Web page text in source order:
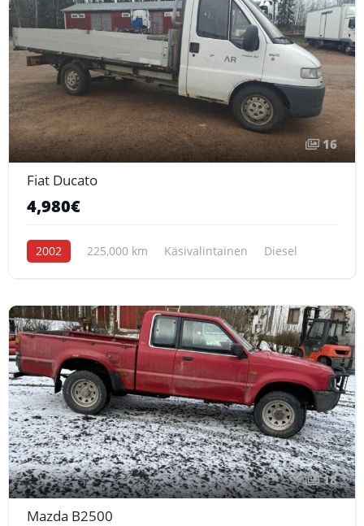
16
Fiat Ducato
4,980€
2002 225,000 km Käsivalintainen Diesel
18
Mazda B2500